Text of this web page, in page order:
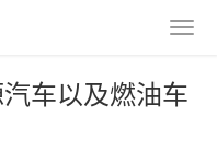
车以及燃油车